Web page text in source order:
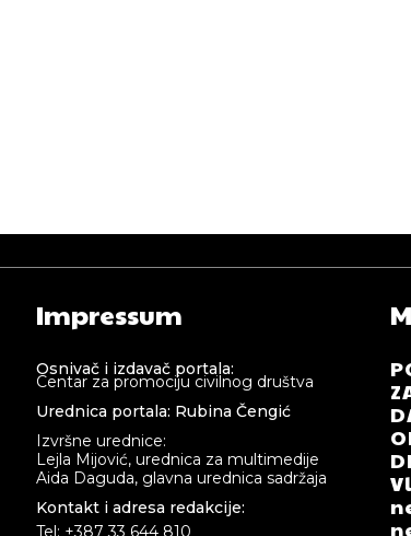
Impressum
Osnivač i izdavač portala:
Centar za promociju civilnog društva
Urednica portala: Rubina Čengić
Izvršne urednice:
Lejla Mijović, urednica za multimedije
Aida Daguda, glavna urednica sadržaja
Kontakt i adresa redakcije:
Tel: +387 33 644 810